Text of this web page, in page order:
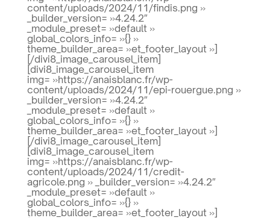
content/uploads/2024/11/findis.png »
_builder_version= »4.24.2″
_module_preset= »default »
global_colors_info= »{} »
theme_builder_area= »et_footer_layout »]
[/divi8_image_carousel_item]
[divi8_image_carousel_item
img= »https://anaisblanc.fr/wp-
content/uploads/2024/11/epi-rouergue.png »
_builder_version= »4.24.2″
_module_preset= »default »
global_colors_info= »{} »
theme_builder_area= »et_footer_layout »]
[/divi8_image_carousel_item]
[divi8_image_carousel_item
img= »https://anaisblanc.fr/wp-
content/uploads/2024/11/credit-
agricole.png » _builder_version= »4.24.2″
_module_preset= »default »
global_colors_info= »{} »
theme_builder_area= »et_footer_layout »]